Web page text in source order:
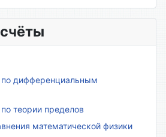
дифференциальным
теории пределов
математической физики